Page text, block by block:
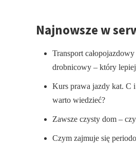
Najnowsze w
Transport
drobnicowy – który
Kurs prawa jazdy kat. C
warto wiedzieć?
Zawsze czysty dom –
Czym zajmuje się